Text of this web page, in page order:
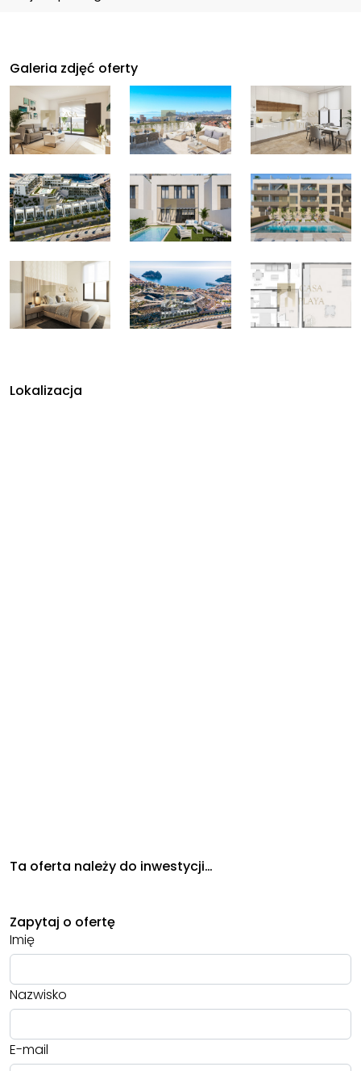
Galeria zdjęć oferty
Lokalizacja
Ta oferta należy do inwestycji…
Zapytaj o ofertę
Imię
Nazwisko
E-mail